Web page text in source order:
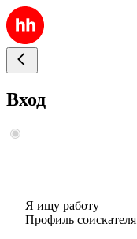
Вход
Я ищу работу
Профиль соискателя